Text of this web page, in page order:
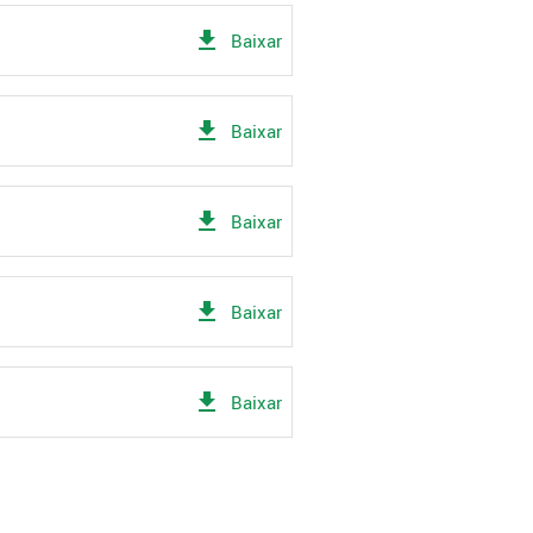
get_app Baixar
get_app Baixar
get_app Baixar
get_app Baixar
get_app Baixar